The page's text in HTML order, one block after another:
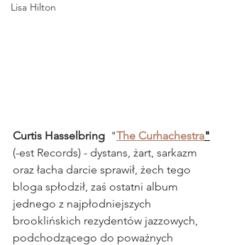
Lisa Hilton
Curtis Hasselbring "The Curhachestra"
(-est Records) - dystans, żart, sarkazm
oraz łacha darcie sprawił, żech tego
bloga spłodził, zaś ostatni album
jednego z najpłodniejszych
brooklińskich rezydentów jazzowych,
podchodzącego do poważnych